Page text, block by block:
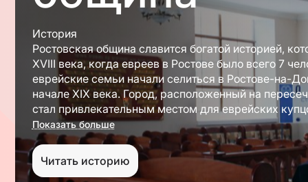
История
Ростовская община славится богатой историей,
XVIII века, когда евреев в Ростове было всего 7
еврейские семьи начали селиться в Ростове-на-
начале XIX века. Город, расположенный на
стал привлекательным местом для еврейских
предпринимателей. Уже к середине XIX века
значительно выросла, став важной частью
жизни города.
Показать больше
Читать историю